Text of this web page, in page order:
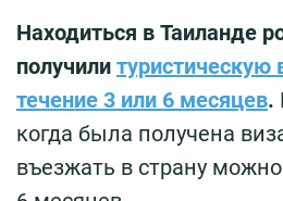
Находиться в Таиланде
получили туристическую
течение 3 или 6 месяцев.
когда была получена
въезжать в страну